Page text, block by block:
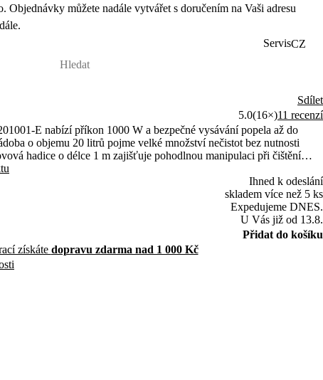
můžete nadále vytvářet s doručením na Vaši adresu
ServisCZ
Sdílet
5.0(16×)11 recenzí
E nabízí příkon 1000 W a bezpečné vysávání popela až do
o objemu 20 litrů pojme velké množství nečistot bez nutnosti
hadice o délce 1 m zajišťuje pohodlnou manipulaci při čištění
Ihned k odeslání
skladem více než 5 ks
Expedujeme DNES.
U Vás již od 13.8.
Přidat do košíku
získáte dopravu zdarma nad 1 000 Kč